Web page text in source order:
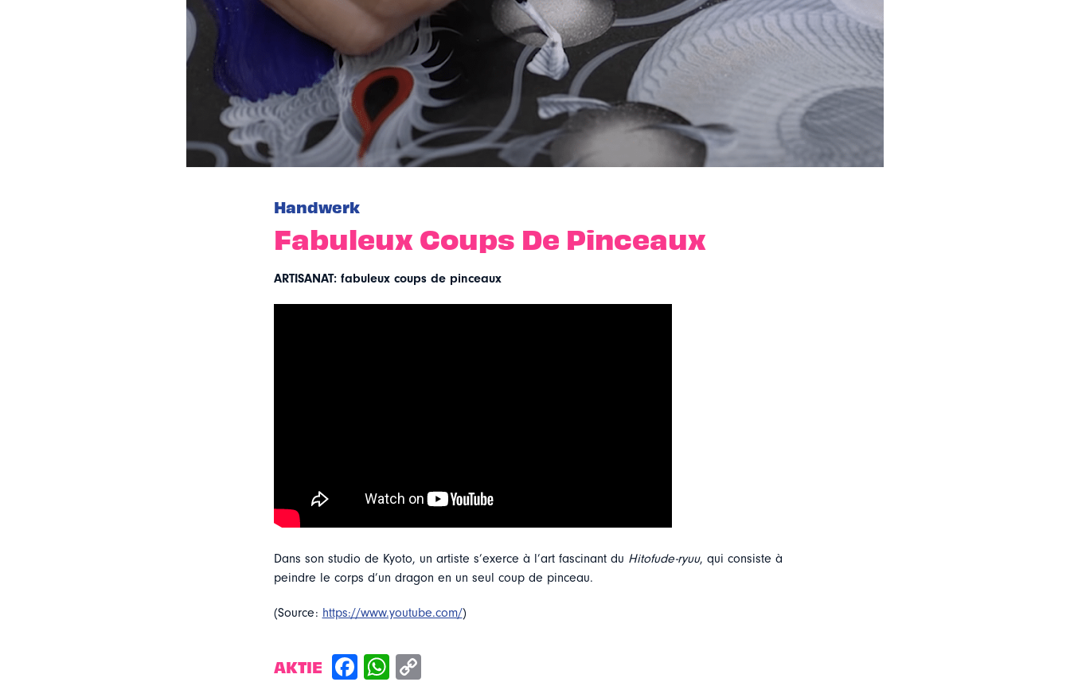
Handwerk
Fabuleux Coups De Pinceaux
ARTISANAT: fabuleux coups de pinceaux
Dans son studio de Kyoto, un artiste s’exerce à l’art fascinant du Hitofude-ryuu, qui consiste à
peindre le corps d’un dragon en un seul coup de pinceau.
(Source: https://www.youtube.com/)
AKTIE